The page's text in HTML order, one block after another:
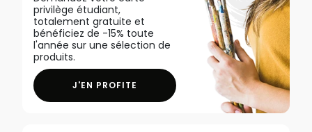
privilège étudiant,
totalement gratuite et
bénéficiez de -15% toute
l'année sur une sélection de
produits.
J'EN PROFITE